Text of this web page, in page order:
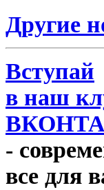
Другие
Вступай
в наш
-
все для